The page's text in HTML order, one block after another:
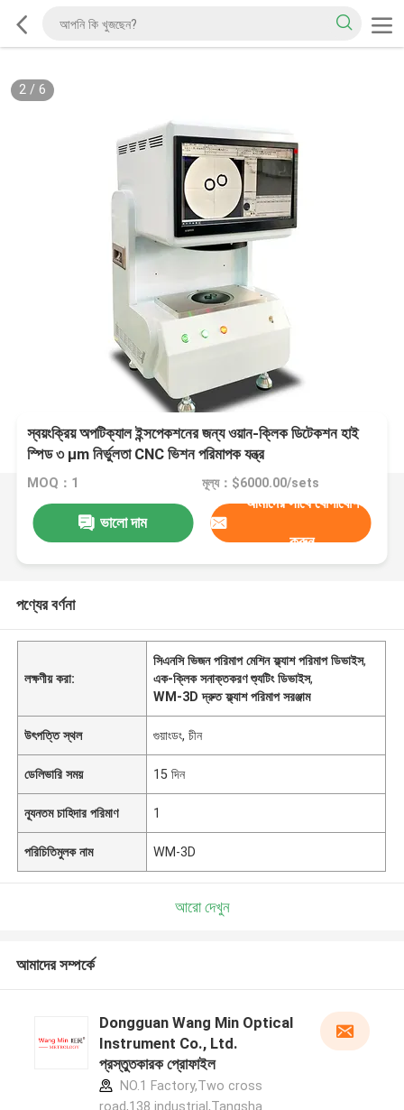
2/ 6
স্বয়ংক্রিয় অপটিক্যাল ইন্সপেকশনের জন্য ওয়ান-ক্লিক ডিটেকশন হাই
স্পিড ৩ μm নির্ভুলতা CNC ভিশন পরিমাপক যন্ত্র
MOQ：1 মূল্য：$6000.00/sets
ভালো দাম
আমাদের সাথে যোগাযোগ
করুন
পণ্যের বর্ণনা
লক্ষণীয় করা:
সিএনসি ভিজন পরিমাপ মেশিন ফ্ল্যাশ পরিমাপ ডিভাইস,
এক-ক্লিক সনাক্তকরণ শ্যুটিং ডিভাইস,
WM-3D দ্রুত ফ্ল্যাশ পরিমাপ সরঞ্জাম
উৎপত্তি স্থল গুয়াংডং, চীন
ডেলিভারি সময় 15 দিন
ন্যূনতম চাহিদার পরিমাণ 1
পরিচিতিমুলক নাম WM-3D
আরো দেখুন
আমাদের সম্পর্কে
Dongguan Wang Min Optical
Instrument Co., Ltd.
প্রস্তুতকারক প্রোফাইল
NO.1 Factory,Two cross
road,138 industrial,Tangsha